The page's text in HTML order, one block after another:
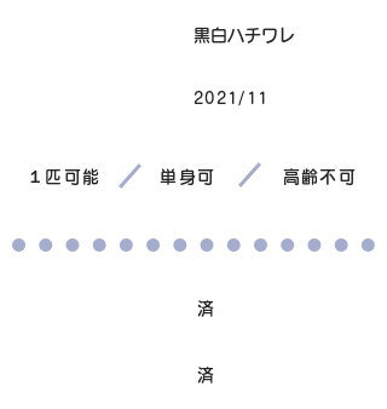
黒白ハチワレ
2021/11
１匹可能 単身可 高齢不可
済
済